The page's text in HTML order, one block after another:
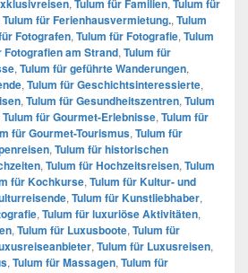
Tulum für Familien Tulum für
Tulum für Ferienhausvermietung., Tulum
Fotografen, Tulum für Fotografie, Tulum
Fotografien am Strand, Tulum für
, Tulum für geführte Wanderungen,
, Tulum für Geschichtsinteressierte,
, Tulum für Gesundheitszentren, Tulum
Tulum für Gourmet-Erlebnisse, Tulum für
für Gourmet-Tourismus, Tulum für
, Tulum für historischen
, Tulum für Hochzeitsreisen, Tulum
für Kochkurse, Tulum für Kultur- und
, Tulum für Kunstliebhaber,
, Tulum für luxuriöse Aktivitäten,
, Tulum für Luxusboote, Tulum für
, Tulum für Luxusreisen,
, Tulum für Massagen, Tulum für